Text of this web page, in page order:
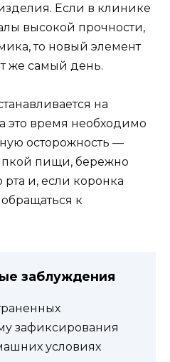
Если в клинике
высокой прочности,
то новый элемент
же самый день.
на
это время необходимо
осторожность —
пищи, бережно
рта и, если коронка
к
заблуждения
зафиксирования
условиях